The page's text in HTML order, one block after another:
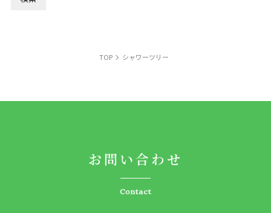
TOP シャワーツリー
お問い合わせ
Contact